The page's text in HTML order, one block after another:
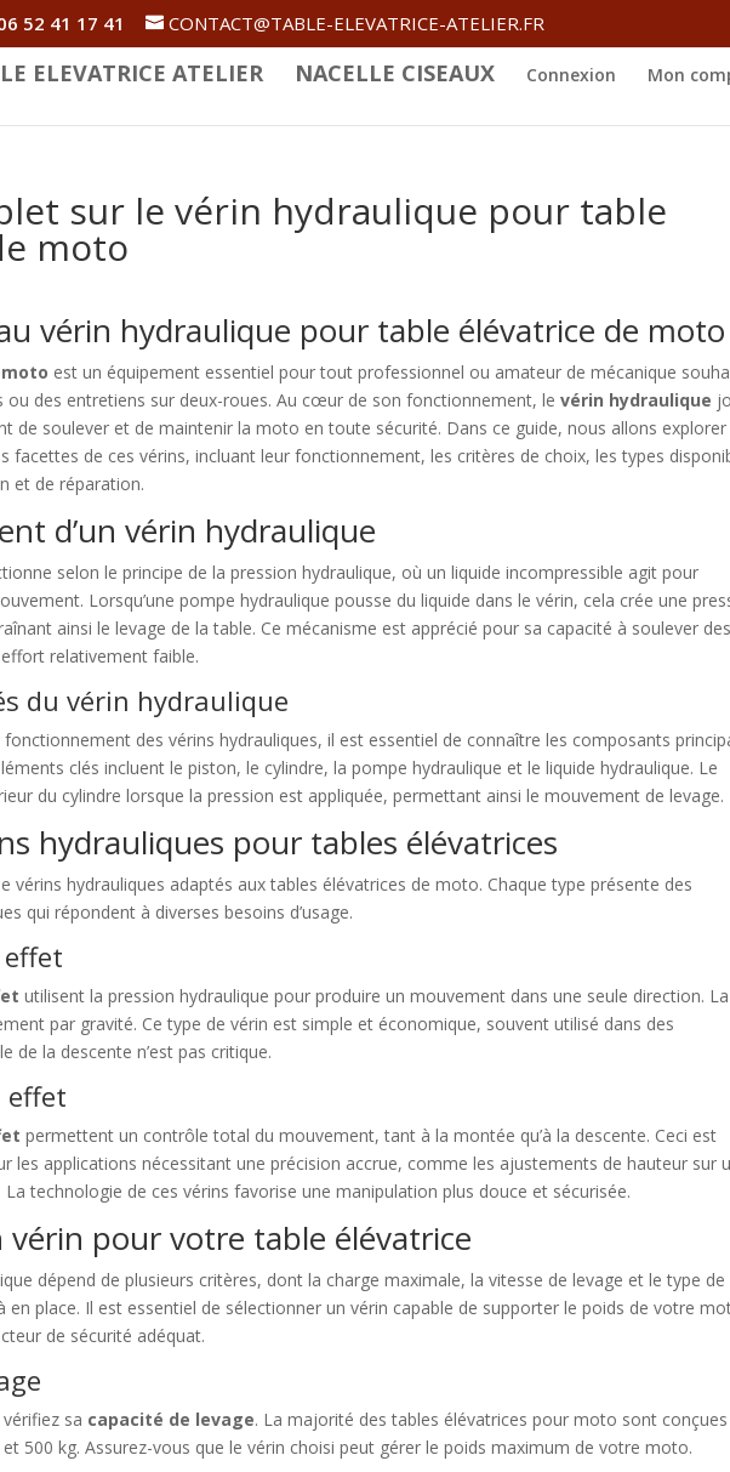
52 41 17 41 CONTACT@TABLE-ELEVATRICE-ATELIER.FR
ELEVATRICE ATELIER NACELLE CISEAUX Connexion Mon
sur le vérin hydraulique pour table
moto
vérin hydraulique pour table élévatrice de moto
est un équipement essentiel pour tout professionnel ou amateur de mécanique
ou des entretiens sur deux-roues. Au cœur de son fonctionnement, levérin hydraulique
de soulever et de maintenir la moto en toute sécurité. Dans ce guide, nous allons explorer
facettes de ces vérins, incluant leur fonctionnement, les critères de choix, les types
et de réparation.
d’un vérin hydraulique
selon le principe de la pression hydraulique, où un liquide incompressible agit pour
Lorsqu’une pompe hydraulique pousse du liquide dans le vérin, cela crée une
ainsi le levage de la table. Ce mécanisme est apprécié pour sa capacité à soulever des
relativement faible.
du vérin hydraulique
des vérins hydrauliques, il est essentiel de connaître les composants
clés incluent le piston, le cylindre, la pompe hydraulique et le liquide hydraulique. Le
du cylindre lorsque la pression est appliquée, permettant ainsi le mouvement de levage.
hydrauliques pour tables élévatrices
vérins hydrauliques adaptés aux tables élévatrices de moto. Chaque type présente des
qui répondent à diverses besoins d’usage.
utilisent la pression hydraulique pour produire un mouvement dans une seule direction. La
par gravité. Ce type de vérin est simple et économique, souvent utilisé dans des
de la descente n’est pas critique.
effet
permettent un contrôle total du mouvement, tant à la montée qu’à la descente. Ceci est
les applications nécessitant une précision accrue, comme les ajustements de hauteur sur
technologie de ces vérins favorise une manipulation plus douce et sécurisée.
vérin pour votre table élévatrice
dépend de plusieurs critères, dont la charge maximale, la vitesse de levage et le type de
en place. Il est essentiel de sélectionner un vérin capable de supporter le poids de votre
de sécurité adéquat.
sa capacité de levage. La majorité des tables élévatrices pour moto sont conçues
500 kg. Assurez-vous que le vérin choisi peut gérer le poids maximum de votre moto.